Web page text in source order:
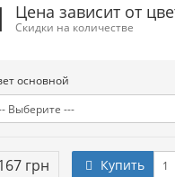
Цена зависит от
Скидки на количестве
основной
грн Купить